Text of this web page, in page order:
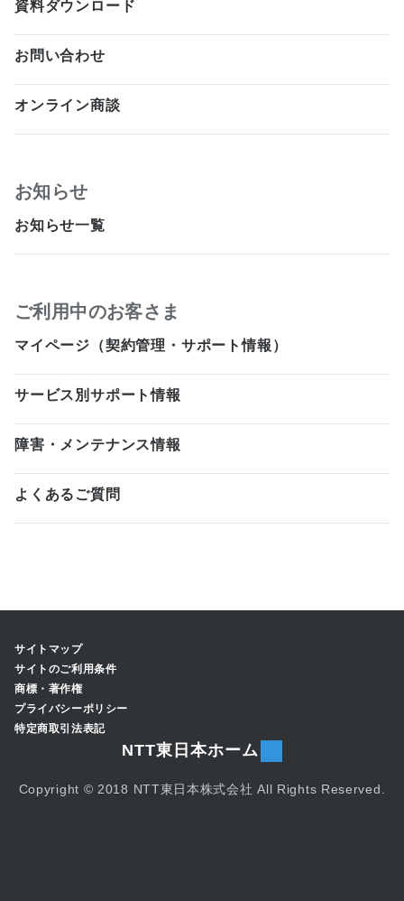
資料ダウンロード
お問い合わせ
オンライン商談
お知らせ
お知らせ一覧
ご利用中のお客さま
マイページ（契約管理・サポート情報）
サービス別サポート情報
障害・メンテナンス情報
よくあるご質問
サイトマップ
サイトのご利用条件
商標・著作権
プライバシーポリシー
特定商取引法表記
NTT東日本ホーム
Copyright © 2018 NTT東日本株式会社 All Rights Reserved.